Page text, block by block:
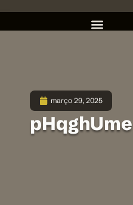
março 29, 2025
pHqghUme